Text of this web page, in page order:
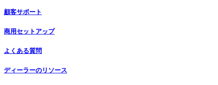
顧客サポート
商用セットアップ
よくある質問
ディーラーのリソース